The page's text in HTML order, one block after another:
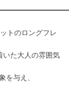
トのロングフレ
いた大人の雰囲気
を与え、